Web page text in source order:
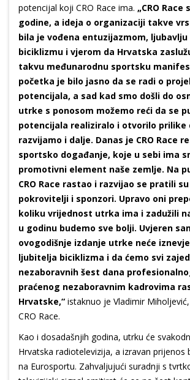
potencijal koji CRO Race ima. „CRO
godine, a ideja o organizaciji takve
bila je vođena entuzijazmom, ljubavlju
biciklizmu i vjerom da Hrvatska
takvu međunarodnu sportsku
početka je bilo jasno da se radi o
potencijala, a sad kad smo došli do
utrke s ponosom možemo reći da se
potencijala realiziralo i otvorilo prilike
razvijamo i dalje. Danas je CRO Race
sportsko događanje, koje u sebi ima
promotivni element naše zemlje. Na
CRO Race rastao i razvijao se pratili
pokrovitelji i sponzori. Upravo oni
koliku vrijednost utrka ima i zadužili
u godinu budemo sve bolji. Uvjeren
ovogodišnje izdanje utrke neće
ljubitelja biciklizma i da ćemo svi
nezaboravnih šest dana
praćenog nezaboravnim kadrovima
Hrvatske,“ istaknuo je Vladimir
CRO Race.
Kao i dosadašnjih godina, utrku će
Hrvatska radiotelevizija, a izravan prijenos
na Eurosportu. Zahvaljujući suradnji s